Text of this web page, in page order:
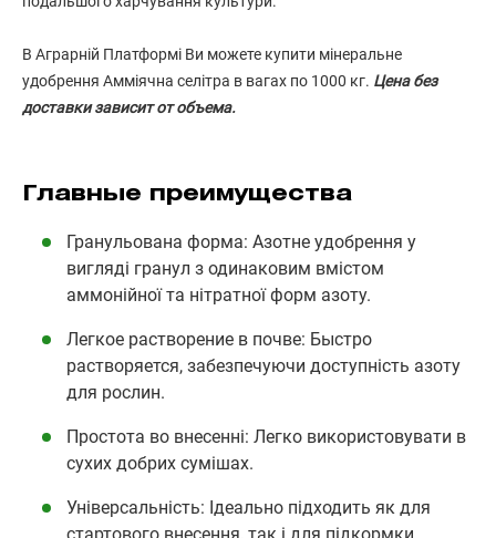
В Аграрній Платформі Ви можете купити мінеральне
удобрення Амміячна селітра в вагах по 1000 кг. Цена без
доставки зависит от объема.
Главные преимущества
Гранульована форма: Азотне удобрення у
вигляді гранул з одинаковим вмістом
аммонійної та нітратної форм азоту.
Легкое растворение в почве: Быстро
растворяется, забезпечуючи доступність азоту
для рослин.
Простота во внесенні: Легко використовувати в
сухих добрих сумішах.
Універсальність: Ідеально підходить як для